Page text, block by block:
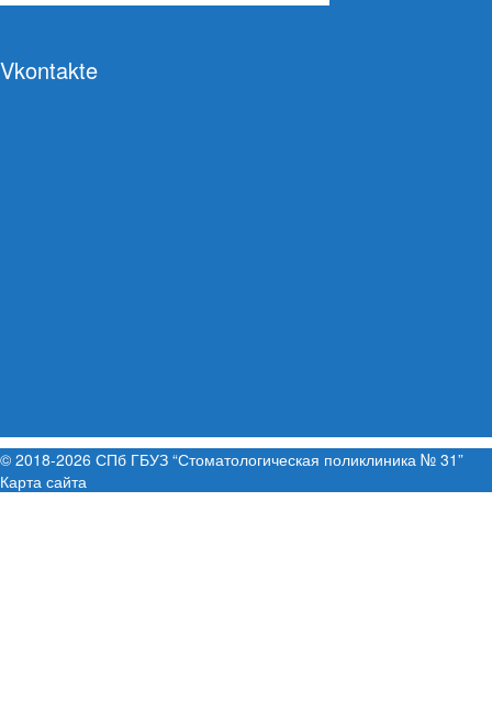
Vkontakte
© 2018-2026 СПб ГБУЗ “Стоматологическая поликлиника № 31”
Карта сайта